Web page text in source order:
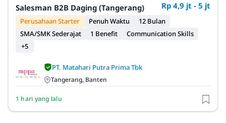
Salesman B2B Daging (Tangerang) Rp 4,9 jt - 5 jt
Perusahaan Starter Penuh Waktu
12 Bulan
SMA/SMK Sederajat
1 Benefit
Communication Skills
+5
PT. Matahari Putra Prima Tbk
Tangerang, Banten
1 hari yang lalu